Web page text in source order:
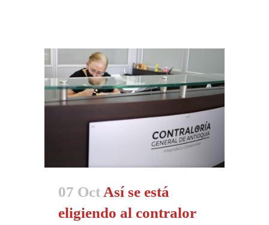
07 Oct Así se está
eligiendo al contralor